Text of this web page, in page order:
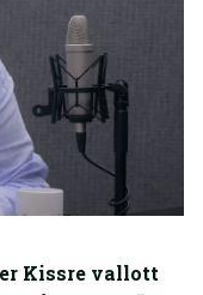
Kissre vallott